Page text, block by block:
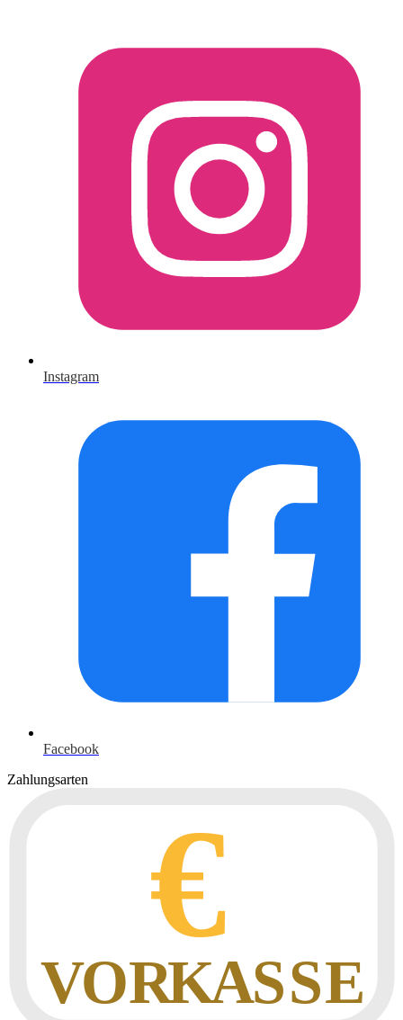
Facebook
Instagram
Zahlungsarten